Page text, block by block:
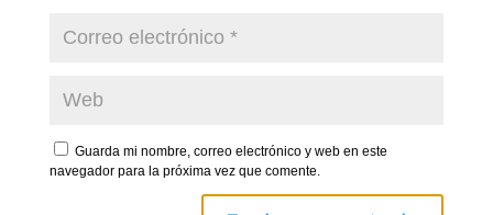
Guarda mi nombre, correo electrónico y web en este
navegador para la próxima vez que comente.